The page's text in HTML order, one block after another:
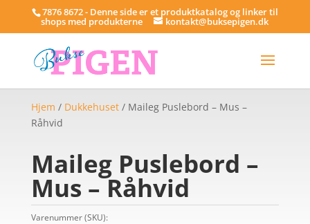
7876 8672 - Denne side er et produktkatalog og linker til
shops med produkterne kontakt@buksepigen.dk
Hjem / Dukkehuset/ Maileg Puslebord – Mus –
Råhvid
Maileg Puslebord –
Mus – Råhvid
Varenummer (SKU):